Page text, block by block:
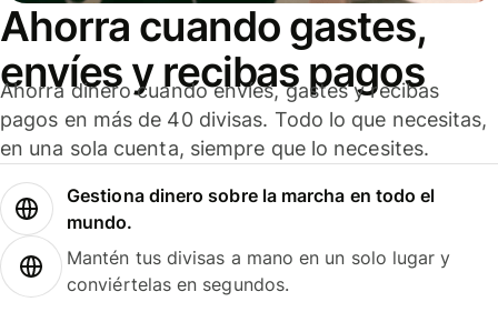
Ahorra cuando gastes,
envíes y recibas pagos
Ahorra dinero cuando envíes, gastes y recibas
pagos en más de 40 divisas. Todo lo que necesitas,
en una sola cuenta, siempre que lo necesites.
Gestiona dinero sobre la marcha en todo el
mundo.
Mantén tus divisas a mano en un solo lugar y
conviértelas en segundos.